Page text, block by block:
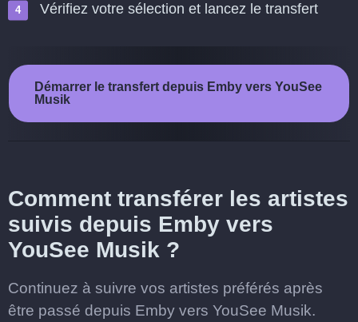
Vérifiez votre sélection et lancez le transfert
Démarrer le transfert depuis Emby vers YouSee
Musik
Comment transférer les artistes
suivis depuis Emby vers
YouSee Musik ?
Continuez à suivre vos artistes préférés après
être passé depuis Emby vers YouSee Musik.